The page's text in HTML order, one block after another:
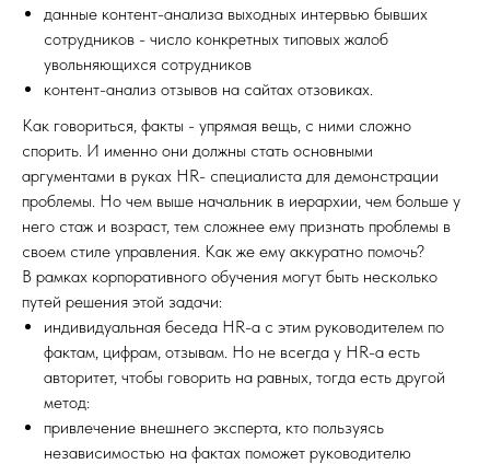
данные контент-анализа выходных интервью бывших
сотрудников - число конкретных типовых жалоб
увольняющихся сотрудников
контент-анализ отзывов на сайтах отзовиках.
Как говориться, факты - упрямая вещь, с ними сложно
спорить. И именно они должны стать основными
аргументами в руках HR- специалиста для демонстрации
проблемы. Но чем выше начальник в иерархии, чем больше у
него стаж и возраст, тем сложнее ему признать проблемы в
своем стиле управления. Как же ему аккуратно помочь?
В рамках корпоративного обучения могут быть несколько
путей решения этой задачи:
индивидуальная беседа HR-а с этим руководителем по
фактам, цифрам, отзывам. Но не всегда у HR-а есть
авторитет, чтобы говорить на равных, тогда есть другой
метод:
привлечение внешнего эксперта, кто пользуясь
независимостью на фактах поможет руководителю